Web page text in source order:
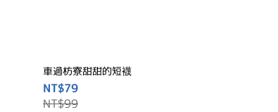
車過枋寮甜甜的短襪
NT$79
NT$99